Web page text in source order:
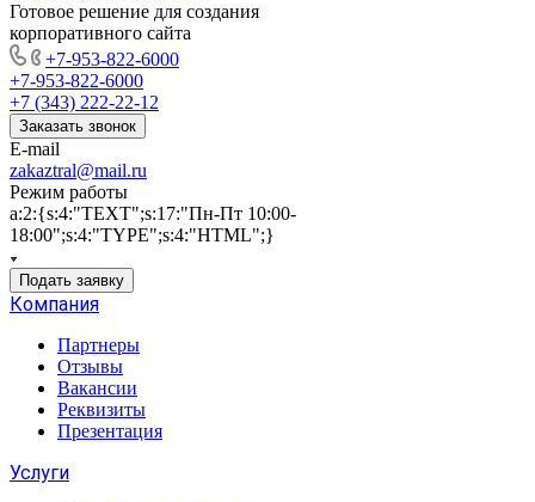
Готовое решение для создания
корпоративного сайта
+7-953-822-6000
+7-953-822-6000
+7 (343) 222-22-12
Заказать звонок
E-mail
zakaztral@mail.ru
Режим работы
a:2:{s:4:"TEXT";s:17:"Пн-Пт 10:00-
18:00";s:4:"TYPE";s:4:"HTML";}
Подать заявку
Компания
Партнеры
Отзывы
Вакансии
Реквизиты
Презентация
Услуги